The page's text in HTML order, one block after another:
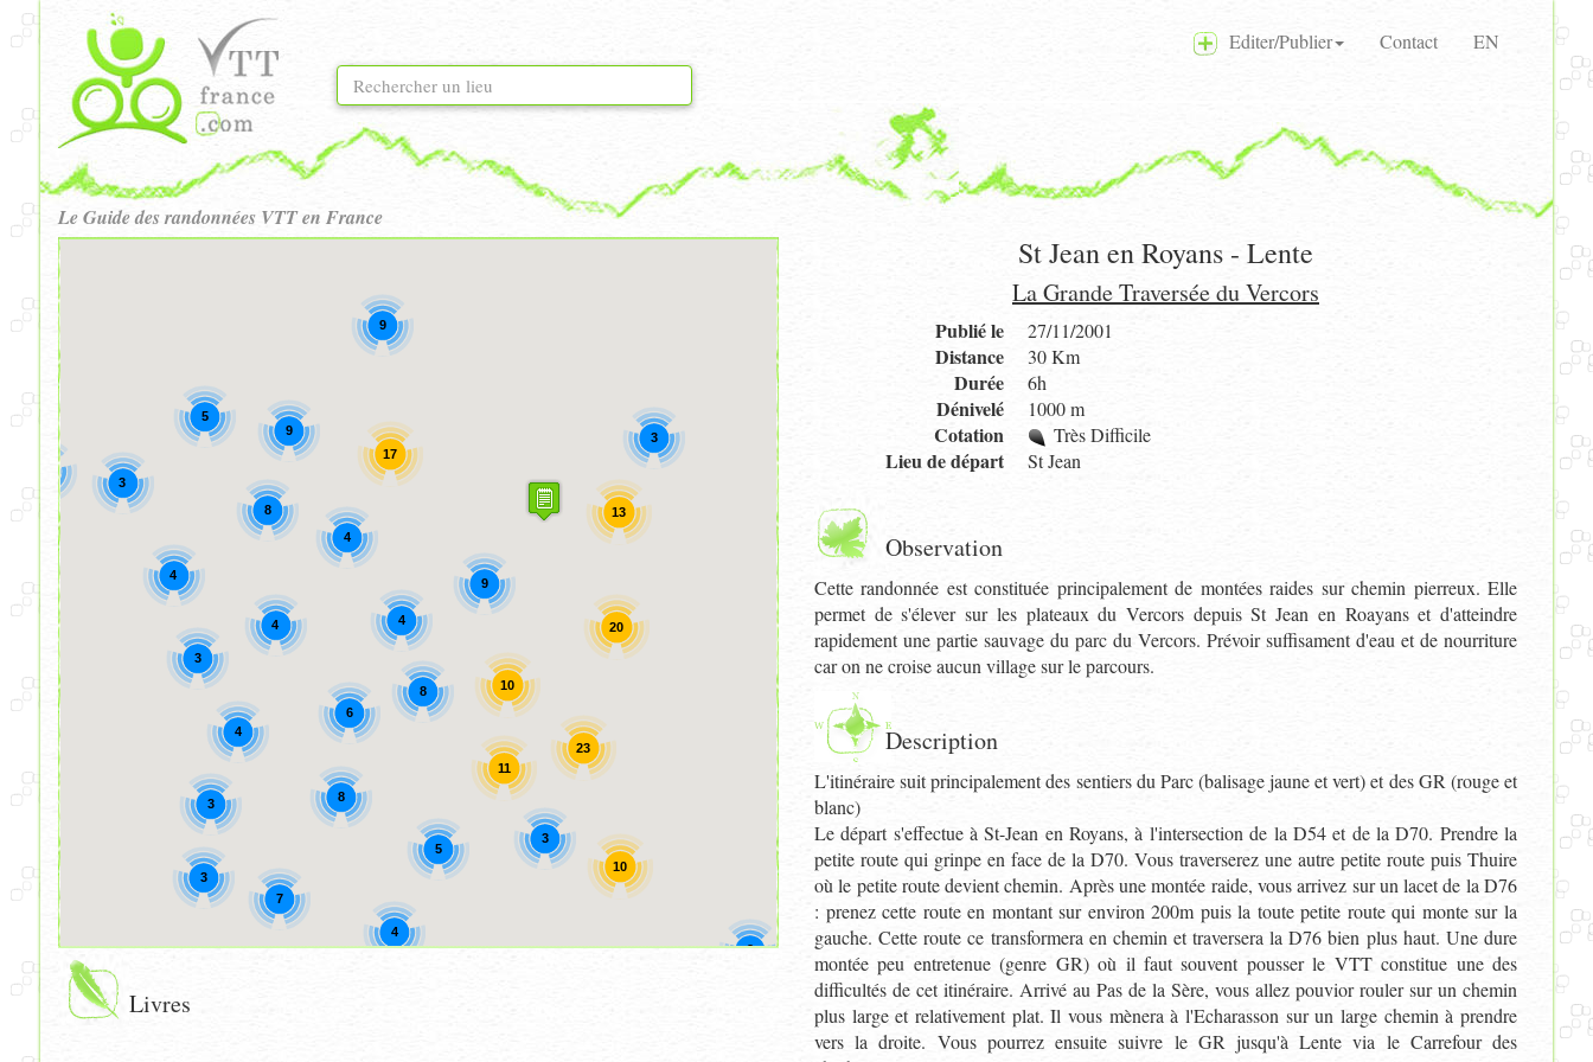
Editer/Publier Contact EN
Le Guide des randonnées VTT en France
10
3
8
17
9
10
20
11
13
8
9
8
3
3
4
9
23
7
4
2
3
5
6
4
4
4 4
5
3
3
Livres
St Jean en Royans - Lente
La Grande Traversée du Vercors
Publié le 27/11/2001
Distance 30 Km
Durée 6h
Dénivelé 1000 m
Cotation Très Difficile
Lieu de départ St Jean
Observation
Cette randonnée est constituée principalement de montées raides sur chemin pierreux. Elle
permet de s'élever sur les plateaux du Vercors depuis St Jean en Roayans et d'atteindre
rapidement une partie sauvage du parc du Vercors. Prévoir suffisament d'eau et de nourriture
car on ne croise aucun village sur le parcours.
Description
L'itinéraire suit principalement des sentiers du Parc (balisage jaune et vert) et des GR (rouge et
blanc)
Le départ s'effectue à St-Jean en Royans, à l'intersection de la D54 et de la D70. Prendre la
petite route qui grinpe en face de la D70. Vous traverserez une autre petite route puis Thuire
où le petite route devient chemin. Après une montée raide, vous arrivez sur un lacet de la D76
: prenez cette route en montant sur environ 200m puis la toute petite route qui monte sur la
gauche. Cette route ce transformera en chemin et traversera la D76 bien plus haut. Une dure
montée peu entretenue (genre GR) où il faut souvent pousser le VTT constitue une des
difficultés de cet itinéraire. Arrivé au Pas de la Sère, vous allez pouvior rouler sur un chemin
plus large et relativement plat. Il vous mènera à l'Echarasson sur un large chemin à prendre
vers la droite. Vous pourrez ensuite suivre le GR jusqu'à Lente via le Carrefour des